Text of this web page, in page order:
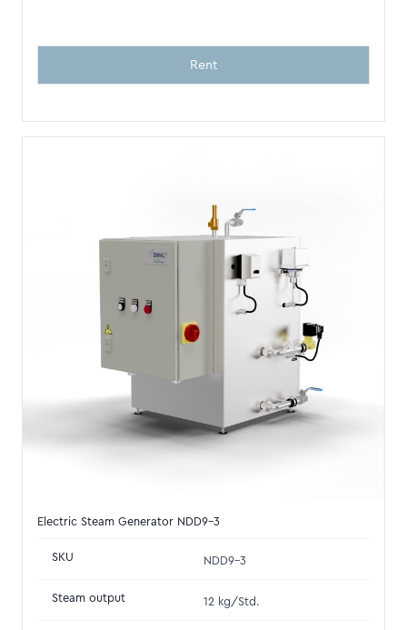
Rent
Electric Steam Generator NDD9-3
SKU NDD9-3
Steam output 12 kg/Std.